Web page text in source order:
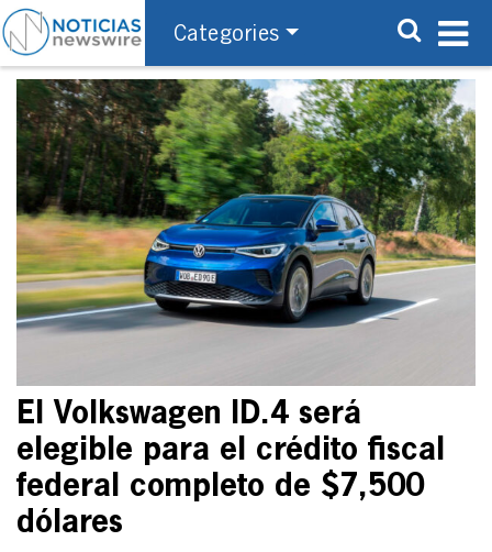
Categories
El Volkswagen ID.4 será
elegible para el crédito fiscal
federal completo de $7,500
dólares